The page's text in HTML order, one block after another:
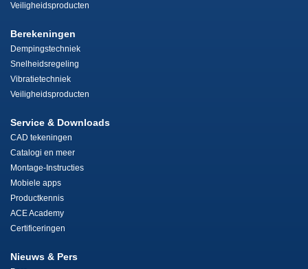
Veiligheidsproducten
Berekeningen
Dempingstechniek
Snelheidsregeling
Vibratietechniek
Veiligheidsproducten
Service & Downloads
CAD tekeningen
Catalogi en meer
Montage-Instructies
Mobiele apps
Productkennis
ACE Academy
Certificeringen
Nieuws & Pers